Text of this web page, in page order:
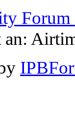
Forum
an: